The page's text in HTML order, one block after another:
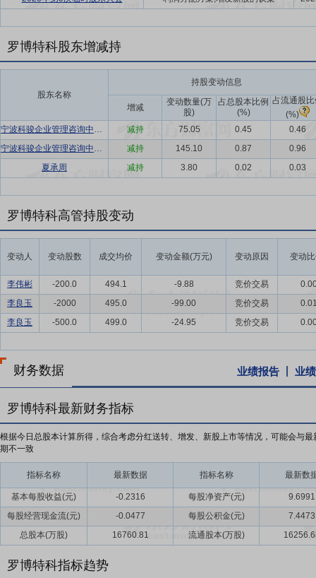
罗博特科股东增减持
股东名称
持股变动信息
增减
变动数量(万
股)
占总股本比例
(%)
占流通股
(%)
宁波科骏企业管理咨询中心(有限合伙)
减持 75.05 0.45
0.46
宁波科骏企业管理咨询中心(有限合伙)
减持 145.10 0.87
0.96
夏承周
减持 3.80 0.02 0.03
罗博特科高管持股变动
变动人 变动股数 成交均价 变动金额(万元) 变动原因 变动
李伟彬 -200.0 494.1 -9.88 竞价交易
李良玉
-2000 495.0 -99.00 竞价交易
李良玉
-500.0 499.0 -24.95 竞价交易
财务数据 业绩报告 业
罗博特科最新财务指标
根据今日总股本计算所得，综合考虑分红送转、增发、新股上市等情况，可能会与最
期不一致
指标名称 最新数据 指标名称 最新数
基本每股收益(元) -0.2316 每股净资产(元)
9.6991
每股经营现金流(元)
-0.0477 每股公积金(元)
7.4473
总股本(万股)
16760.81 流通股本(万股)
罗博特科指标趋势